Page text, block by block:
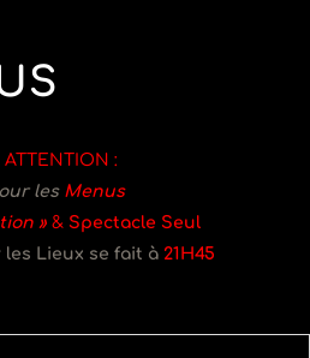
ATTENTION :
lesMenus
» & Spectacle Seul
les Lieux se fait à 21H45